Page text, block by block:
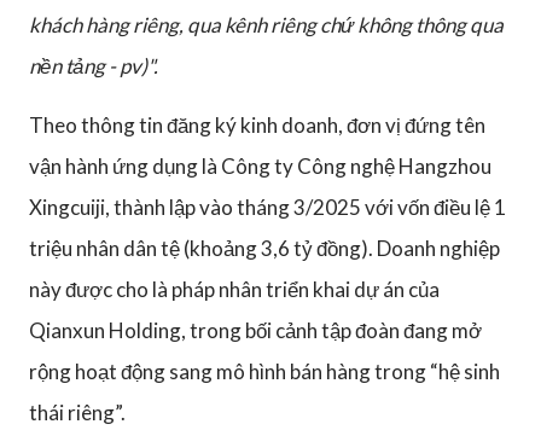
khách hàng riêng, qua kênh riêng chứ không thông qua
nền tảng - pv)".
Theo thông tin đăng ký kinh doanh, đơn vị đứng tên
vận hành ứng dụng là Công ty Công nghệ Hangzhou
Xingcuiji, thành lập vào tháng 3/2025 với vốn điều lệ 1
triệu nhân dân tệ (khoảng 3,6 tỷ đồng). Doanh nghiệp
này được cho là pháp nhân triển khai dự án của
Qianxun Holding, trong bối cảnh tập đoàn đang mở
rộng hoạt động sang mô hình bán hàng trong “hệ sinh
thái riêng”.